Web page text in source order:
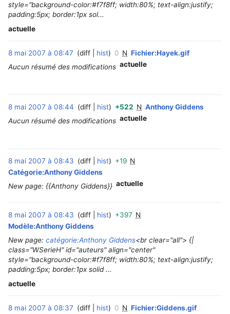
style="background-color:#f7f8ff; width:80%; text-align:justify;
padding:5px; border:1px sol...
actuelle
8 mai 2007 à 08:47 diff hist 0 N Fichier:Hayek.gif
Aucun résumé des modifications actuelle
8 mai 2007 à 08:44 diff hist +522 N Anthony Giddens
Aucun résumé des modifications actuelle
8 mai 2007 à 08:43 diff hist +19 N
Catégorie:Anthony Giddens
New page: {{Anthony Giddens}} actuelle
8 mai 2007 à 08:43 diff hist +397 N
Modèle:Anthony Giddens
New page: catégorie:Anthony Giddens<br clear="all"> {|
class="WSerieH" id="auteurs" align="center"
style="background-color:#f7f8ff; width:80%; text-align:justify;
padding:5px; border:1px solid ...
actuelle
8 mai 2007 à 08:37 diff hist 0 N Fichier:Giddens.gif